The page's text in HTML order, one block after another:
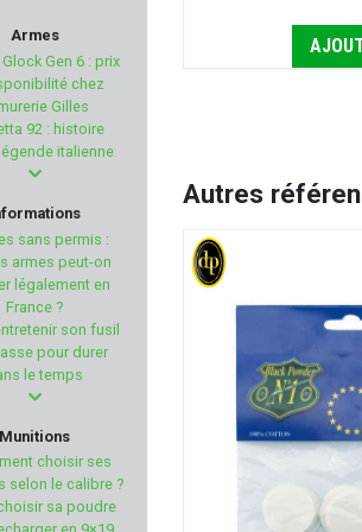
LEICA
NUPROL
REOLINK
ARMENET
NORINCO
DOUBLE ALPHA ACADEMY
Armes
Gen 6 : prix
chez
Gilles
92 : histoire
italienne
sans permis :
armes peut-on
légalement en
France ?
son fusil
pour durer
le temps
Munitions
choisir ses
selon le calibre ?
sa poudre
3 RÉFÉRENCES
Autres